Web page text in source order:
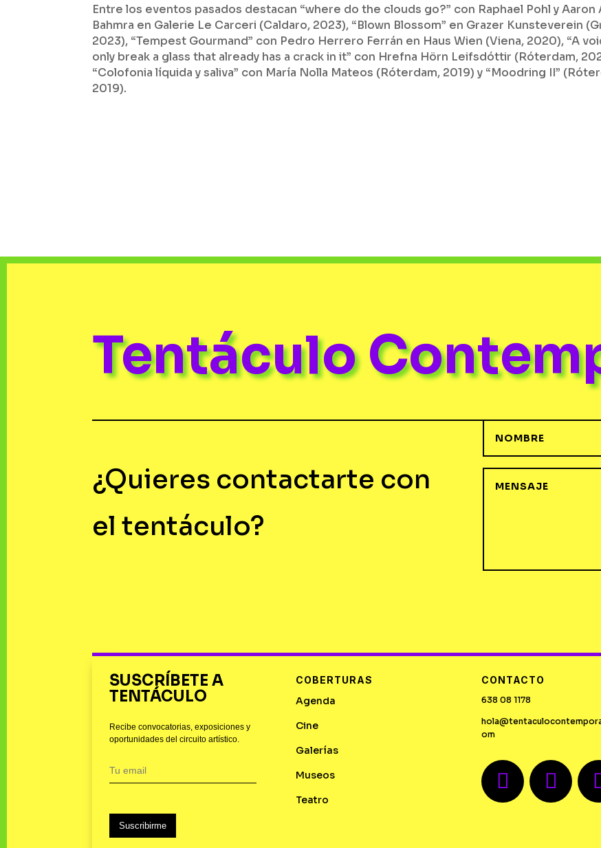
Entre los eventos pasados destacan “where do the clouds go?” con Raphael Pohl y Aaron
Bahmra en Galerie Le Carceri (Caldaro, 2023), “Blown Blossom” en Grazer Kunsteverein
2023), “Tempest Gourmand” con Pedro Herrero Ferrán en Haus Wien (Viena, 2020), “A
only break a glass that already has a crack in it” con Hrefna Hörn Leifsdóttir (Róterdam,
“Colofonia líquida y saliva” con María Nolla Mateos (Róterdam, 2019) y “Moodring II”
2019).
Tentáculo
¿Quieres contactarte con
el tentáculo?
SUSCRÍBETE A
TENTÁCULO
Recibe convocatorias, exposiciones y
oportunidades del circuito artístico.
Suscribirme
COBERTURAS
Agenda
Cine
Galerías
Museos
Teatro
CONTACTO
638 08 1178
om